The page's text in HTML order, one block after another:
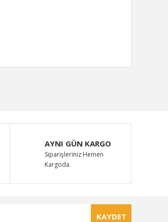
AYNI GÜN KARGO
Siparişleriniz Hemen
Kargoda
KAYDET